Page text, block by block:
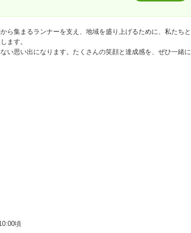
ら集まるランナーを支え、地域を盛り上げるために、私たちと
ます。
い思い出になります。たくさんの笑顔と達成感を、ぜひ一緒に
頃